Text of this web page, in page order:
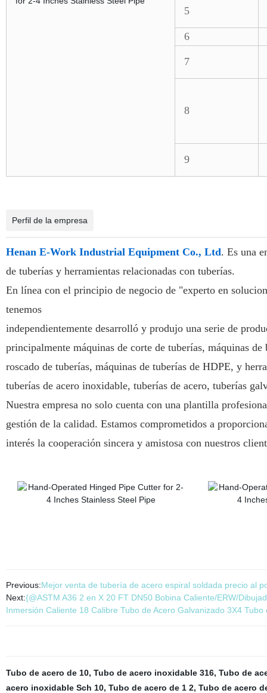
5
6
7
8
9
Perfil de la empresa
Henan E-Work Industrial Equipment Co., Ltd. Es una
de tuberías y herramientas relacionadas con tuberías.
En línea con el principio de negocio de "experto en
tenemos
independientemente desarrolló y produjo una serie de
principalmente máquinas de corte de tuberías, máquinas
roscado de tuberías, máquinas de tuberías de HDPE, y
tuberías de acero inoxidable, tuberías de acero, tuberías
Nuestra empresa no solo cuenta con una plantilla
gestión de la calidad. Estamos comprometidos a
interés la cooperación sincera y amistosa con nuestros
Previous:Mejor venta de tubería de acero espiral soldada precio al
Next:{@ASTM A36 2 en X 20 FT DN50 Bobina Caliente/ERW/
Inmersión Caliente 18 Calibre Tubo de Acero Galvanizado 3X4
Tubo de acero de 10, Tubo de acero inoxidable 316, Tubo de
acero inoxidable Sch 10, Tubo de acero de 1 2, Tubo de acero